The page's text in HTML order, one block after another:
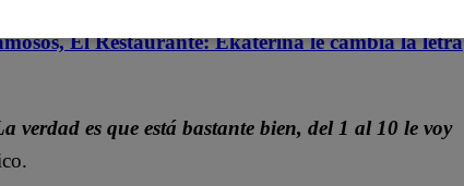
El Restaurante: Ekaterina le cambia la letra
verdad es que está bastante bien, del 1 al 10 le voy